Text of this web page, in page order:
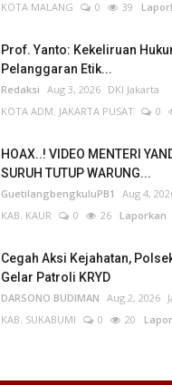
KOTA MALANG
0 39
Prof. Yanto: Kekeliruan
Pelanggaran Etik...
Redaksi Aug 3, 2026 DKI Jakarta
KOTA ADM. JAKARTA PUSAT
0
HOAX..! VIDEO MENTERI
SURUH TUTUP WARUNG...
GuetilangbengkuluPB1 Aug 4,
KAB. KAUR
0 26 Laporkan
Cegah Aksi Kejahatan,
Gelar Patroli KRYD
DARSONO BUDIMAN Aug 2, 2026
KAB. SUKABUMI
0 20